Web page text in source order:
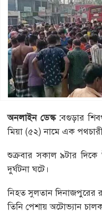
অনলাইন ডেস্ক :বগুড়ার
মিয়া (৫২) নামে এক
শুক্রবার সকাল ৯টার
দুর্ঘটনা ঘটে।
নিহত সুলতান দিনাজপুরের
তিনি পেশায় অটোভ্যান